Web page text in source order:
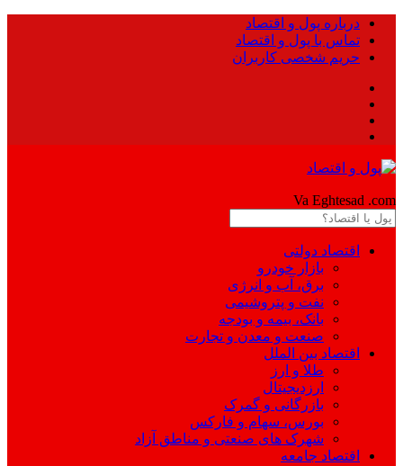
درباره پول و اقتصاد
تماس با پول و اقتصاد
حریم شخصی کاربران
Va Eghtesad .com
اقتصاد دولتی
بازار خودرو
برق، آب و انرژی
نفت و پتروشیمی
بانک، بیمه و بودجه
صنعت و معدن و تجارت
اقتصاد بین الملل
طلا و ارز
ارزدیجیتال
بازرگانی و گمرک
بورس، سهام و فارکس
شهرک های صنعتی و مناطق آزاد
اقتصاد جامعه